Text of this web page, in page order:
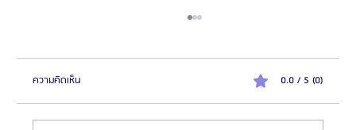
ความคิดเห็น 0.0 / 5 (0)